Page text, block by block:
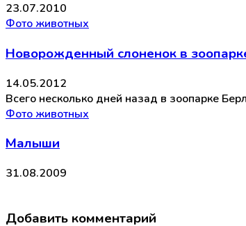
23.07.2010
Фото животных
Новорожденный слоненок в
14.05.2012
Всего несколько дней назад в зоопарке
Фото животных
Малыши
31.08.2009
Добавить комментарий